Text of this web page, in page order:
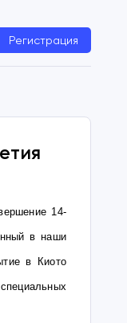
Регистрация
14-
в наши
в Киото